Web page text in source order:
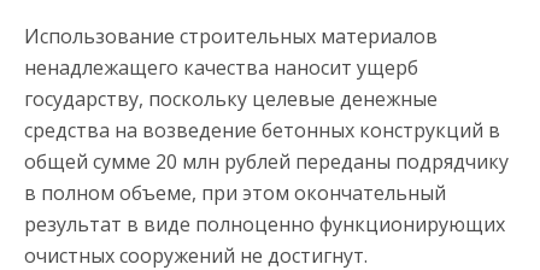
Использование строительных материалов
ненадлежащего качества наносит ущерб
государству, поскольку целевые денежные
средства на возведение бетонных конструкций в
общей сумме 20 млн рублей переданы подрядчику
в полном объеме, при этом окончательный
результат в виде полноценно функционирующих
очистных сооружений не достигнут.